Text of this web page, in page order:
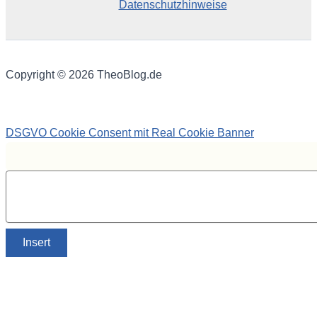
Datenschutzhinweise
Copyright © 2026 TheoBlog.de
DSGVO Cookie Consent mit Real Cookie Banner
Insert